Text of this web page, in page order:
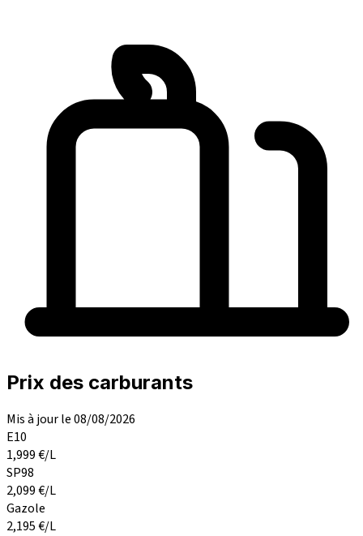
Prix des carburants
Mis à jour le 08/08/2026
E10
1,999€/L
SP98
2,099€/L
Gazole
2,195€/L